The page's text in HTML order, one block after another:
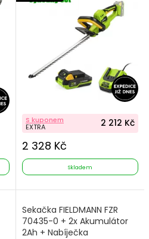
S kuponem
EXTRA 2 212 Kč
2 328 Kč
Skladem
Sekačka FIELDMANN FZR
70435-0 + 2x Akumulátor
2Ah + Nabíječka